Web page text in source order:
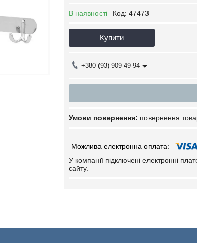
В наявності Код: 47473
Купити
+380 (93) 909-49-94
повернення
У компанії підключені електронні
сайту.